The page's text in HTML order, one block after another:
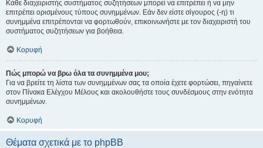
Κάθε διαχειριστής συστήματος συζητήσεων μπορεί να επιτρέπει ή να μην
επιτρέπει ορισμένους τύπους συνημμένων. Εάν δεν είστε σίγουρος (-η) τι
συνημμένα επιτρέπονται να φορτωθούν, επικοινωνήστε με τον διαχειριστή του
συστήματος συζητήσεων για βοήθεια.
Κορυφή
Πώς μπορώ να βρω όλα τα συνημμένα μου;
Για να βρείτε τη λίστα των συνημμένων σας τα οποία έχετε φορτώσει, πηγαίνετε
στον Πίνακα Ελέγχου Μέλους και ακολουθήστε τους συνδέσμους στην ενότητα
συνημμένων.
Κορυφή
Θέματα σχετικά με το phpBB